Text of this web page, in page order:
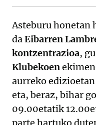
Asteburu honetan
daEibarren
kontzentrazioa,
Klubekoen
aurreko
eta, beraz, bihar
09.00etatik